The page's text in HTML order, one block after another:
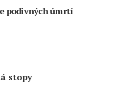
podivných úmrtí
stopy